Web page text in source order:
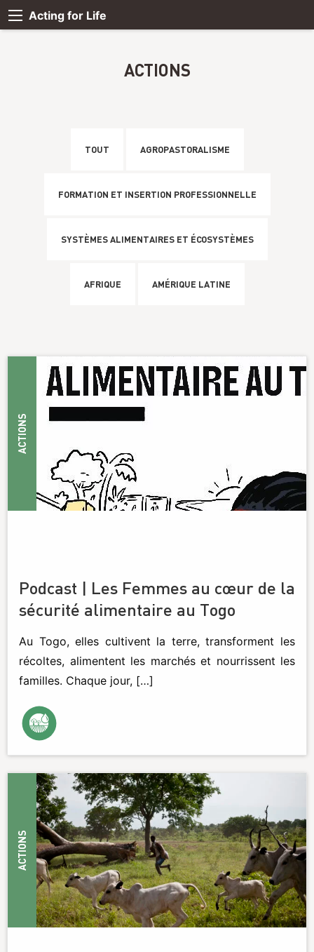
Acting for Life
ACTIONS
TOUT AGROPASTORALISME
FORMATION ET INSERTION PROFESSIONNELLE
SYSTÈMES ALIMENTAIRES ET ÉCOSYSTÈMES
AFRIQUE AMÉRIQUE LATINE
ACTIONS
Podcast | Les Femmes au cœur de la
sécurité alimentaire au Togo
Au Togo, elles cultivent la terre, transforment les
récoltes, alimentent les marchés et nourrissent les
familles. Chaque jour, […]
ACTIONS